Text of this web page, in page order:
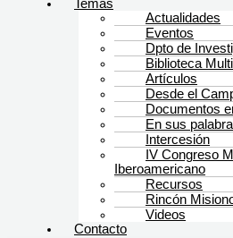
Temas
Actualidades
Eventos
Dpto de
Biblioteca
Artículos
Desde el
Documentos
En sus
Intercesión
IV Congreso
Iberoamericano
Recursos
Rincón
Videos
Contacto